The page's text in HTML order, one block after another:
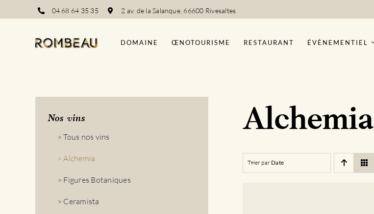
au
04 68 64 35 35 2 av. de la Salanque, 66600 Rivesaltes
DOMAINE ŒNOTOURISME RESTAURANT ÉVÈNEMENTIEL
Nos vins
> Tous nos vins
> Alchemia
> Figures Botaniques
> Ceramista
Alchemia
Trier par Date